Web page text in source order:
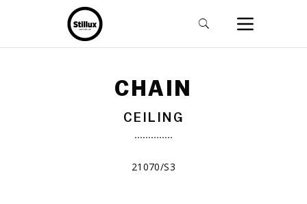
CHAIN
CEILING
21070/S3